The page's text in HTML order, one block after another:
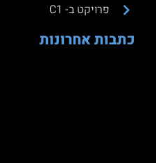
פרויקט ב- C1
כתבות אחרונות